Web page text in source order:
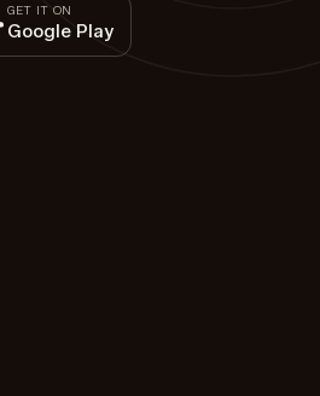
GET IT ON
Google Play